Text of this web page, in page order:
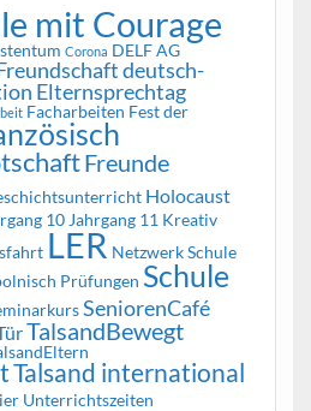
mit Courage
Corona DELF AG
deutsch-
Elternsprechtag
Facharbeiten Fest der
Freunde
Holocaust
10 Jahrgang 11 Kreativ
LER Netzwerk Schule
Prüfungen Schule
SeniorenCafé
TalsandBewegt
Talsand international
Unterrichtszeiten